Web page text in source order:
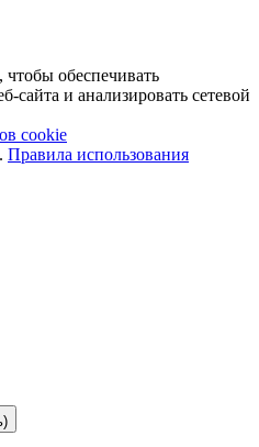
обеспечивать
сайта и анализировать сетевой
cookie
Правила использования